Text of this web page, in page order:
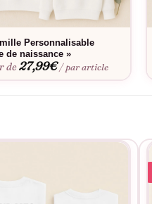
Personnalisable
de naissance »
de27,99€ / par article